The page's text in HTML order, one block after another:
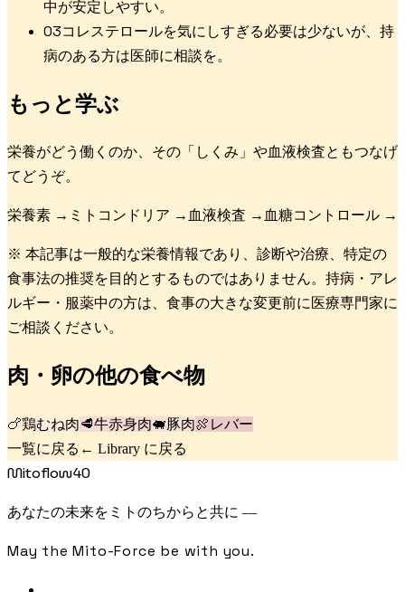
中が安定しやすい。
03コレステロールを気にしすぎる必要は少ないが、持
病のある方は医師に相談を。
もっと学ぶ
栄養がどう働くのか、その「しくみ」や血液検査ともつなげ
てどうぞ。
栄養素 → ミトコンドリア → 血液検査 → 血糖コントロール →
※ 本記事は一般的な栄養情報であり、診断や治療、特定の
食事法の推奨を目的とするものではありません。持病・アレ
ルギー・服薬中の方は、食事の大きな変更前に医療専門家に
ご相談ください。
肉・卵の他の食べ物
🍗鶏むね肉🥩牛赤身肉🐖豚肉🍖 レバー
一覧に戻る ← Library に戻る
Mitoflow40
あなたの未来をミトのちからと共に —
May the Mito-Force be with you.